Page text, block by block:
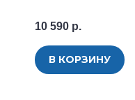
10 590 р.
В КОРЗИНУ